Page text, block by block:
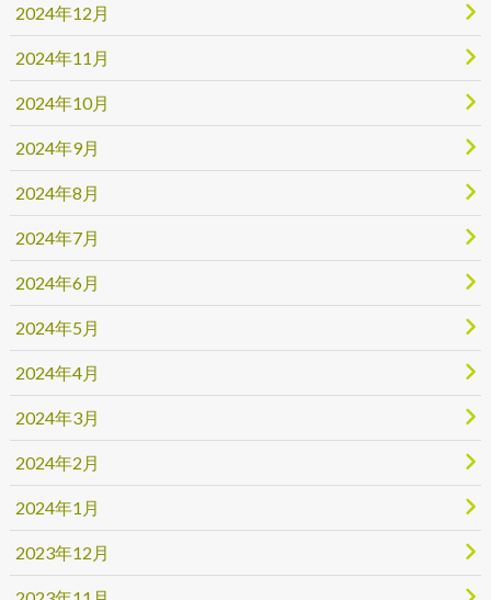
2024年12月
2024年11月
2024年10月
2024年9月
2024年8月
2024年7月
2024年6月
2024年5月
2024年4月
2024年3月
2024年2月
2024年1月
2023年12月